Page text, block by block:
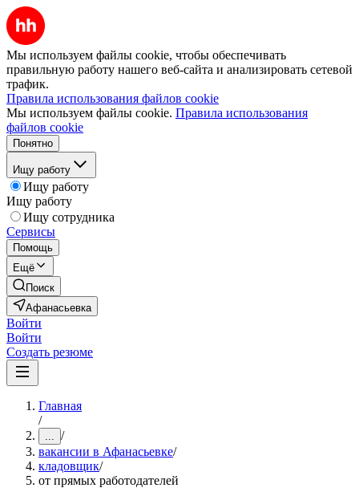
Мы используем файлы cookie, чтобы обеспечивать
правильную работу нашего веб-сайта и анализировать сетевой
трафик.
Правила использования файлов cookie
Мы используем файлы cookie. Правила использования
файлов cookie
Понятно
Ищу работу
Ищу работу
Ищу работу
Ищу сотрудника
Сервисы
Помощь
Ещё
Поиск
Афанасьевка
Войти
Войти
Создать резюме
Главная
/
... /
вакансии в Афанасьевке/
кладовщик/
от прямых работодателей